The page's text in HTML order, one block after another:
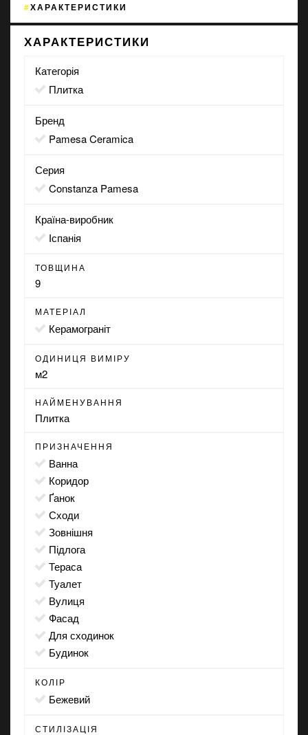
ХАРАКТЕРИСТИКИ
ХАРАКТЕРИСТИКИ
Категорія
Плитка
Бренд
Pamesa Ceramica
Серия
Constanza Pamesa
Країна-виробник
Іспанія
ТОВЩИНА
9
МАТЕРІАЛ
Керамограніт
ОДИНИЦЯ ВИМІРУ
м2
НАЙМЕНУВАННЯ
Плитка
ПРИЗНАЧЕННЯ
ванна
коридор
ґанок
сходи
зовнішня
підлога
тераса
туалет
вулиця
фасад
для сходинок
будинок
КОЛІР
бежевий
СТИЛІЗАЦІЯ